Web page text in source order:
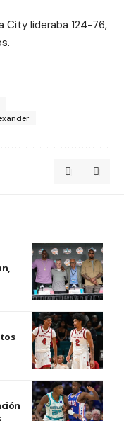
City lideraba 124-76,